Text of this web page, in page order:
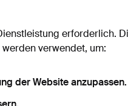
erforderlich.
verwendet, um:
der Website anzupassen.